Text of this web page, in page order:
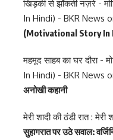
खिड़की से झाँकती नज़रे -
In Hindi) - BKR News
(Motivational Story In
महमूद साहब का घर दौरा
In Hindi) - BKR News
अनोखी कहानी
मेरी शादी की ठंडी रात :
सुहागरात पर उठे सवाल: